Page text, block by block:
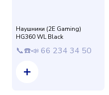
Наушники (2E Gaming)
HG360 WL Black
📞☎️📣 66 234 34 50